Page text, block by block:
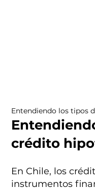
Entendiendo los tipos
crédito
En Chile, los
instrumentos